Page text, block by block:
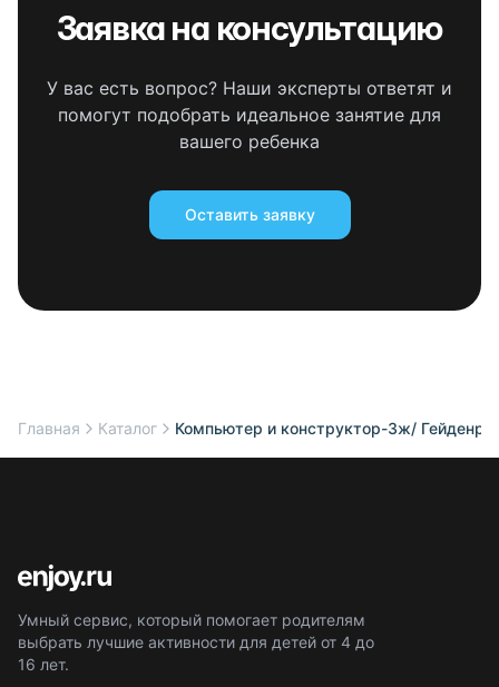
Заявка на консультацию
У вас есть вопрос? Наши эксперты ответят и
помогут подобрать идеальное занятие для
вашего ребенка
Оставить заявку
Главная Каталог Компьютер и конструктор-3ж/
Умный сервис, который помогает родителям
выбрать лучшие активности для детей от 4 до
16 лет.